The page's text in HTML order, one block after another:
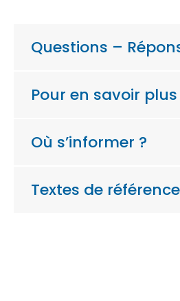
Questions –
Pour en savoir plus
Où s’informer ?
Textes de référence